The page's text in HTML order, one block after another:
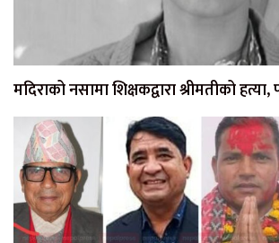
मदिराको नसामा शिक्षकद्वारा श्रीमतीको हत्या,